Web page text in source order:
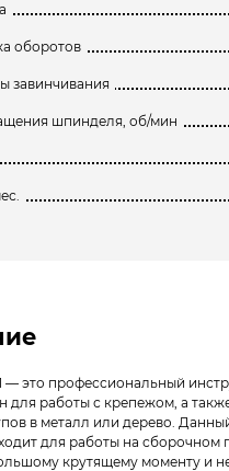
оборотов
завинчивания
шпинделя, об/мин
— это профессиональный
для работы с крепежом, а
в металл или дерево.
для работы на сборочном
крутящему моменту и